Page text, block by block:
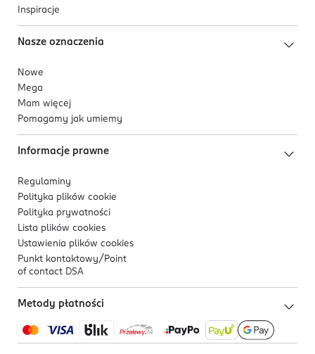
Inspiracje
Nasze oznaczenia
Nowe
Mega
Mam więcej
Pomagamy jak umiemy
Informacje prawne
Regulaminy
Polityka plików cookie
Polityka prywatności
Lista plików cookies
Ustawienia plików cookies
Punkt kontaktowy/ Point
of contact DSA
Metody płatności